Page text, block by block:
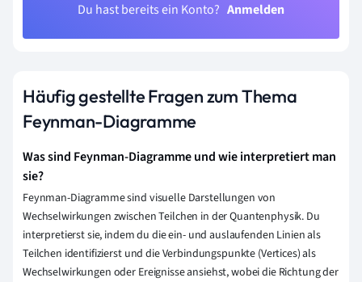
Du hast bereits ein Konto? Anmelden
Häufig gestellte Fragen zum Thema
Feynman-Diagramme
Was sind Feynman-Diagramme und wie interpretiert man
sie?
Feynman-Diagramme sind visuelle Darstellungen von
Wechselwirkungen zwischen Teilchen in der Quantenphysik. Du
interpretierst sie, indem du die ein- und auslaufenden Linien als
Teilchen identifizierst und die Verbindungspunkte (Vertices) als
Wechselwirkungen oder Ereignisse ansiehst, wobei die Richtung der